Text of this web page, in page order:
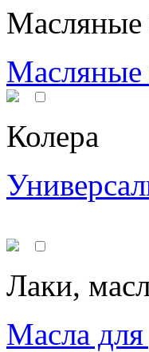
Масляные
Масляные
Колера
Лаки,
Масла для